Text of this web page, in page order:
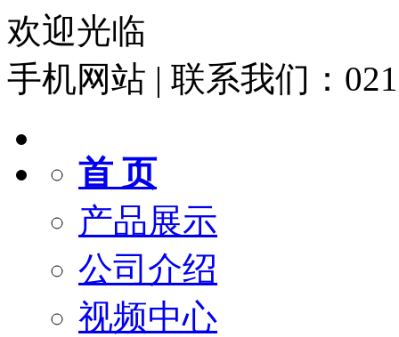
欢迎光临
手机网站 | 联系我们：
首 页
产品展示
公司介绍
视频中心